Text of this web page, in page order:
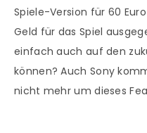
Spiele-Version für 60
Geld für das Spiel
einfach auch auf den
können? Auch Sony
nicht mehr um dieses